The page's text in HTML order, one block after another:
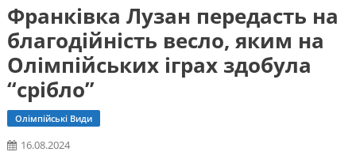
Франківка Лузан передасть на
благодійність весло, яким на
Олімпійських іграх здобула
“срібло”
Олімпійські Види
16.08.2024